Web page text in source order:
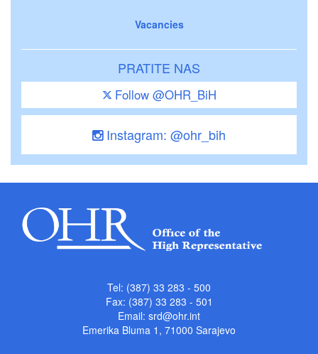
Vacancies
PRATITE NAS
Follow @OHR_BiH
Instagram: @ohr_bih
Tel: (387) 33 283 - 500
Fax: (387) 33 283 - 501
Email: srd@ohr.int
Emerika Bluma 1, 71000 Sarajevo